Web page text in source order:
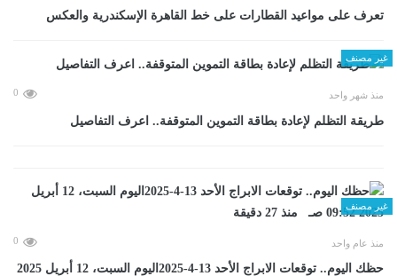
تعرف على مواعيد القطارات على خط القاهرة الإسكندرية والعكس
غير مصنف
منذ شهر واحد 0
طريقة التظلم لإعادة بطاقة التموين المتوقفة.. اعرف التفاصيل
غير مصنف
منذ عام واحد 0
حظك اليوم.. توقعات الابراج الأحد 13-4-2025اليوم السبت، 12 أبريل 2025